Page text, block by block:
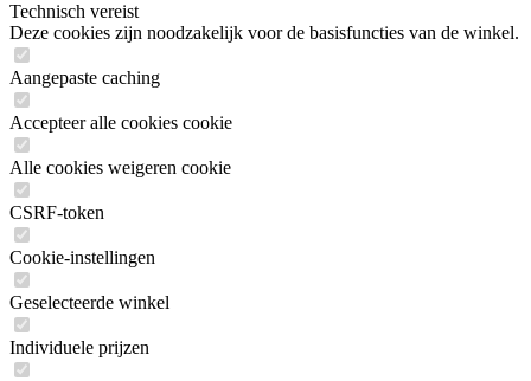
Technisch vereist
Deze cookies zijn noodzakelijk voor de basisfuncties van de winkel.
Aangepaste caching
Accepteer alle cookies cookie
Alle cookies weigeren cookie
CSRF-token
Cookie-instellingen
Geselecteerde winkel
Individuele prijzen